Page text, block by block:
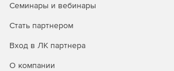
Семинары и вебинары
Стать партнером
Вход в ЛК партнера
О компании